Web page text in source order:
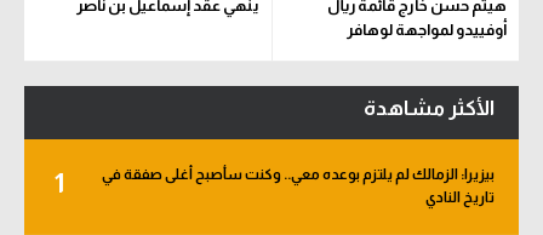
هيثم حسن خارج قائمة ريال
أوفييدو لمواجهة لوهافر
ينهي عقد إسماعيل بن ناصر
الأكثر مشاهدة
1
بيزيرا: الزمالك لم يلتزم بوعده معي.. وكنت سأصبح أغلى صفقة في
تاريخ النادي